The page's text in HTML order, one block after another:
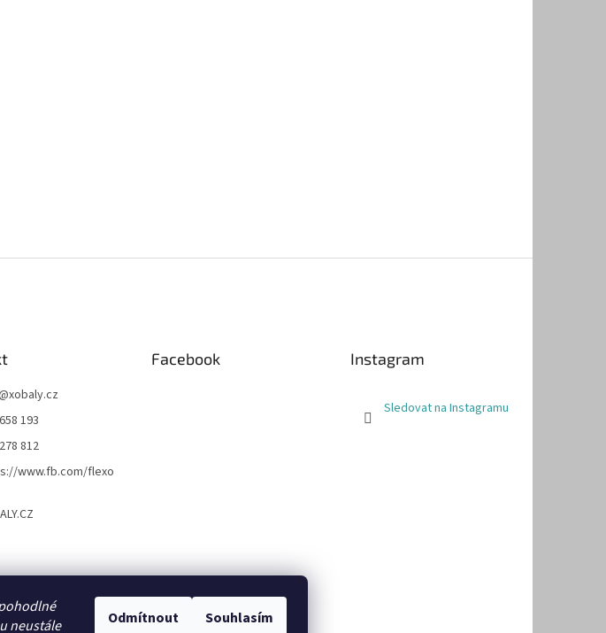
neustále
Odmítnout Souhlasím
xobaly.cz
193
812
www.fb.com/flexo
Facebook Instagram
Sledovat na Instagramu
KATRIN